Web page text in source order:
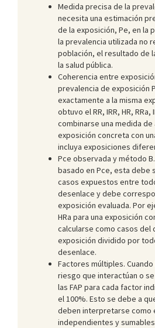
Medida precisa de la
necesita una estimación
de la exposición, Pe, en la
la prevalencia utilizada no
población, el resultado de
la salud pública.
Coherencia entre
prevalencia de exposición
exactamente a la misma
obtuvo el RR, IRR, HR, RRa,
combinarse una medida de
exposición concreta con
incluya exposiciones
Pce observada y método
basado en Pce, esta debe
casos expuestos entre
desenlace y debe
exposición evaluada. Por
HRa para una exposición
calcularse como casos del
exposición dividido por
desenlace.
Factores múltiples.
riesgo que interactúan o
las FAP para cada factor
el 100%. Esto se debe a
deben interpretarse como
independientes y